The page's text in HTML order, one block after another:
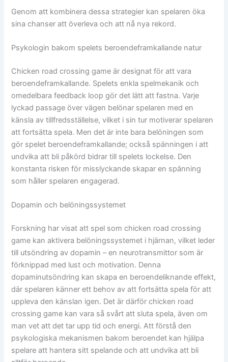
Genom att kombinera dessa strategier kan spelaren öka
sina chanser att överleva och att nå nya rekord.
Psykologin bakom spelets beroendeframkallande natur
Chicken road crossing game är designat för att vara
beroendeframkallande. Spelets enkla spelmekanik och
omedelbara feedback loop gör det lätt att fastna. Varje
lyckad passage över vägen belönar spelaren med en
känsla av tillfredsställelse, vilket i sin tur motiverar spelaren
att fortsätta spela. Men det är inte bara belöningen som
gör spelet beroendeframkallande; också spänningen i att
undvika att bli påkörd bidrar till spelets lockelse. Den
konstanta risken för misslyckande skapar en spänning
som håller spelaren engagerad.
Dopamin och belöningssystemet
Forskning har visat att spel som chicken road crossing
game kan aktivera belöningssystemet i hjärnan, vilket leder
till utsöndring av dopamin – en neurotransmittor som är
förknippad med lust och motivation. Denna
dopaminutsöndring kan skapa en beroendeliknande effekt,
där spelaren känner ett behov av att fortsätta spela för att
uppleva den känslan igen. Det är därför chicken road
crossing game kan vara så svårt att sluta spela, även om
man vet att det tar upp tid och energi. Att förstå den
psykologiska mekanismen bakom beroendet kan hjälpa
spelare att hantera sitt spelande och att undvika att bli